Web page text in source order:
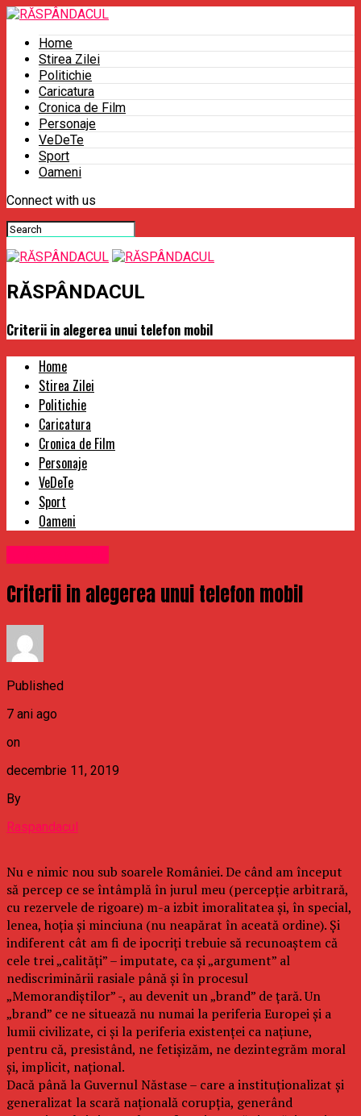
Home
Stirea Zilei
Politichie
Caricatura
Cronica de Film
Personaje
VeDeTe
Sport
Oameni
Connect with us
RĂSPÂNDACUL
Criterii in alegerea unui telefon mobil
Home
Stirea Zilei
Politichie
Caricatura
Cronica de Film
Personaje
VeDeTe
Sport
Oameni
Criterii in alegerea unui telefon mobil
Published
7 ani ago
on
decembrie 11, 2019
By
Raspandacul
Nu e nimic nou sub soarele României. De când am început
să percep ce se întâmplă în jurul meu (percepţie arbitrară,
cu rezervele de rigoare) m-a izbit imoralitatea şi, în special,
lenea, hoţia şi minciuna (nu neapărat în aceată ordine). Şi
indiferent cât am fi de ipocriţi trebuie să recunoaştem că
cele trei „calităţi” – imputate, ca şi „argument” al
nediscriminării rasiale până şi în procesul
„Memorandiştilor” -, au devenit un „brand” de ţară. Un
„brand” ce ne situează nu numai la periferia Europei şi a
lumii civilizate, ci şi la periferia existenţei ca naţiune,
pentru că, presistând, ne fetişizăm, ne dezintegrăm moral
şi, implicit, naţional.
Dacă până la Guvernul Năstase – care a instituţionalizat şi
generalizat la scară naţională corupţia, generând